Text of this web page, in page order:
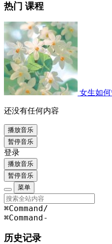
热门 课程
女生如
还没有任何内容
播放音乐
暂停音乐
登录
播放音乐
暂停音乐
菜单
⌘Command /
⌘Command -
历史记录